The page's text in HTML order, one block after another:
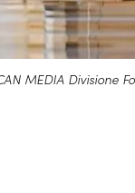
MEDIA Divisione